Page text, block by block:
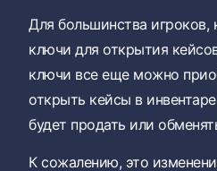
Для большинства игроков,
ключи для открытия
ключи все еще можно
открыть кейсы в
будет продать или
К сожалению, это